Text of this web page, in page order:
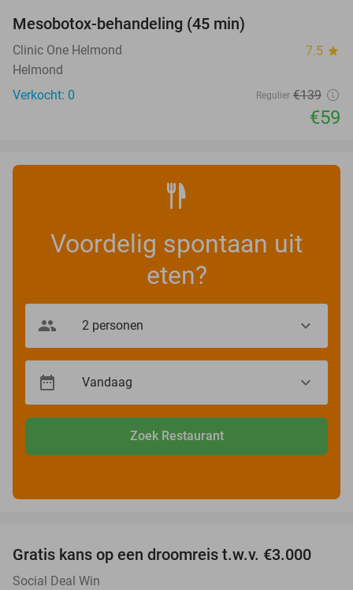
TODAY
Mesobotox-behandeling (45 min)
Clinic One Helmond 7.5 star
Helmond
Verkocht: 0
Regulier €139
€59
Voordelig spontaan uit
eten?
Zoek Restaurant
Gratis kans op een droomreis t.w.v. €3.000
Social Deal Win